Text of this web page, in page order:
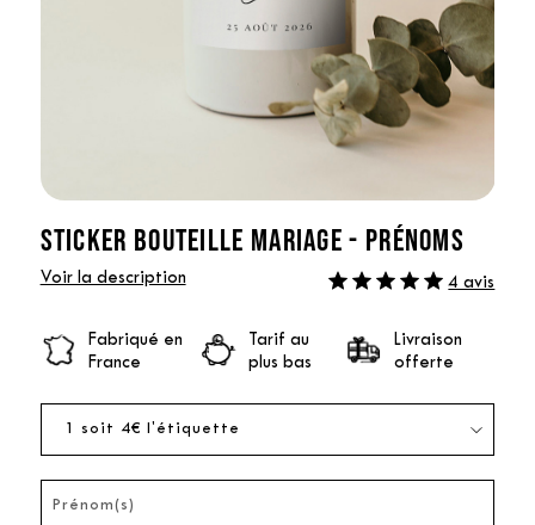
STICKER BOUTEILLE MARIAGE - PRÉNOMS
Voir la description 4 avis
Fabriqué en
France
Tarif au
plus bas
Livraison
offerte